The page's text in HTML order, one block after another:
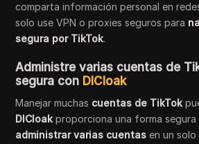
comparta información personal en
solo use VPN o proxies seguros para
segura por TikTok.
Administre varias cuentas de
segura con DICloak
Manejar muchas cuentas de TikTok
DICloakproporciona una forma
administrar varias cuentas en un